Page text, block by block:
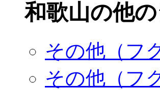
和歌山の他
その他（フ
その他（フ